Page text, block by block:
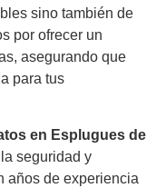
sino también de
por ofrecer un
asegurando que
para tus
en Esplugues de
seguridad y
años de experiencia